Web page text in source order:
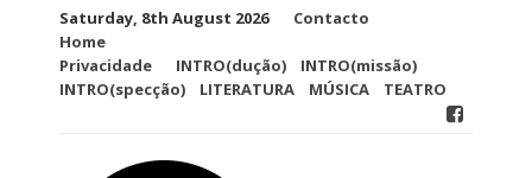
Saturday, 8th August 2026
Contacto
Home
Privacidade
INTRO(dução)
INTRO(missão)
INTRO(specção)
LITERATURA MÚSICA TEATRO